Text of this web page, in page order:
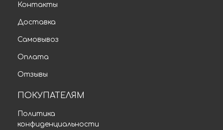
Контакты
Доставка
Самовывоз
Оплата
Отзывы
ПОКУПАТЕЛЯМ
Политика
конфиденциальности